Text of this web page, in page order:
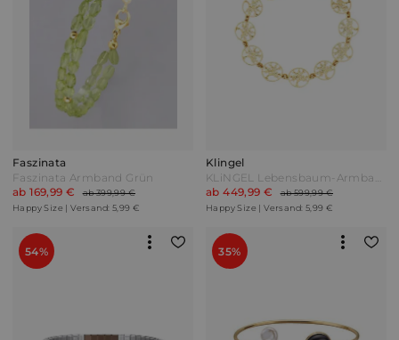
Faszinata
Faszinata Armband Grün
ab 169,99 €
ab 399,99 €
Happy Size | Versand: 5,99 €
Klingel
KLiNGEL Lebensbaum-Armband in Gelbgold 585
ab 449,99 €
ab 599,99 €
Happy Size | Versand: 5,99 €
54% 35%